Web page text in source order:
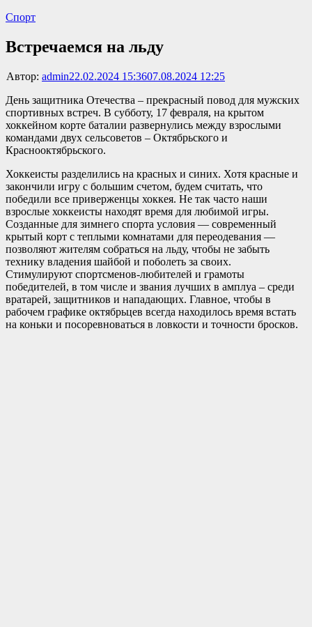
Спорт
Встречаемся на льду
Автор: admin22.02.2024 15:3607.08.2024 12:25
День защитника Отечества – прекрасный повод для мужских
спортивных встреч. В субботу, 17 февраля, на крытом
хоккейном корте баталии развернулись между взрослыми
командами двух сельсоветов – Октябрьского и
Краснооктябрьского.
Хоккеисты разделились на красных и синих. Хотя красные и
закончили игру с большим счетом, будем считать, что
победили все приверженцы хоккея. Не так часто наши
взрослые хоккеисты находят время для любимой игры.
Созданные для зимнего спорта условия — современный
крытый корт с теплыми комнатами для переодевания —
позволяют жителям собраться на льду, чтобы не забыть
технику владения шайбой и поболеть за своих.
Стимулируют спортсменов-любителей и грамоты
победителей, в том числе и звания лучших в амплуа – среди
вратарей, защитников и нападающих. Главное, чтобы в
рабочем графике октябрьцев всегда находилось время встать
на коньки и посоревноваться в ловкости и точности бросков.